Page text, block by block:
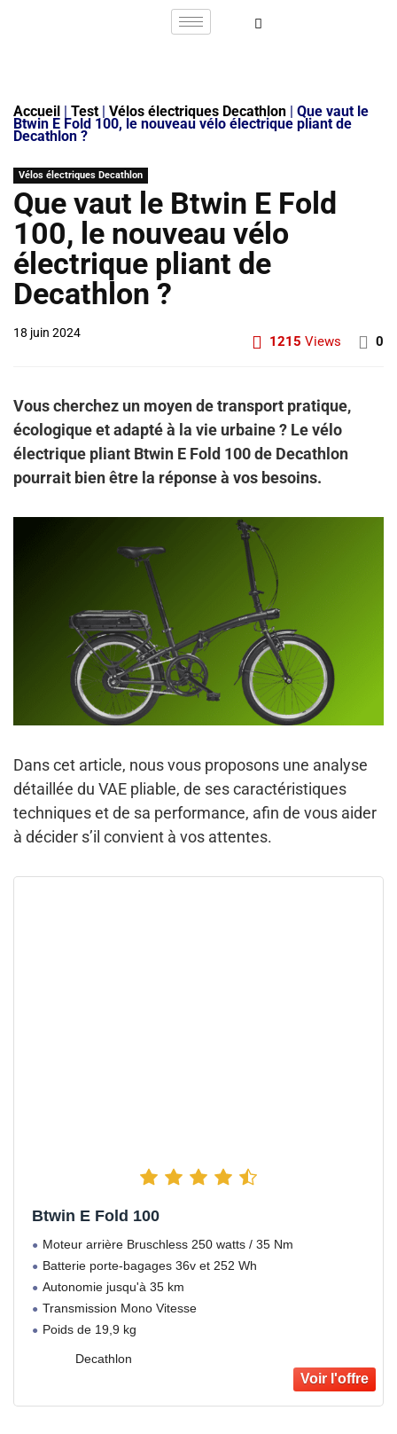
Accueil | Test | Vélos électriques Decathlon | Que vaut le
Btwin E Fold 100, le nouveau vélo électrique pliant de
Decathlon ?
Vélos électriques Decathlon
Que vaut le Btwin E Fold
100, le nouveau vélo
électrique pliant de
Decathlon ?
18 juin 2024
1215 Views 0
Vous cherchez un moyen de transport pratique,
écologique et adapté à la vie urbaine ? Le vélo
électrique pliant Btwin E Fold 100 de Decathlon
pourrait bien être la réponse à vos besoins.
Dans cet article, nous vous proposons une analyse
détaillée du VAE pliable, de ses caractéristiques
techniques et de sa performance, afin de vous aider
à décider s’il convient à vos attentes.
Btwin E Fold 100
Moteur arrière Bruschless 250 watts / 35 Nm
Batterie porte-bagages 36v et 252 Wh
Autonomie jusqu'à 35 km
Transmission Mono Vitesse
Poids de 19,9 kg
Decathlon